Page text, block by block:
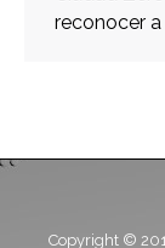
reconocer
Copyright ©